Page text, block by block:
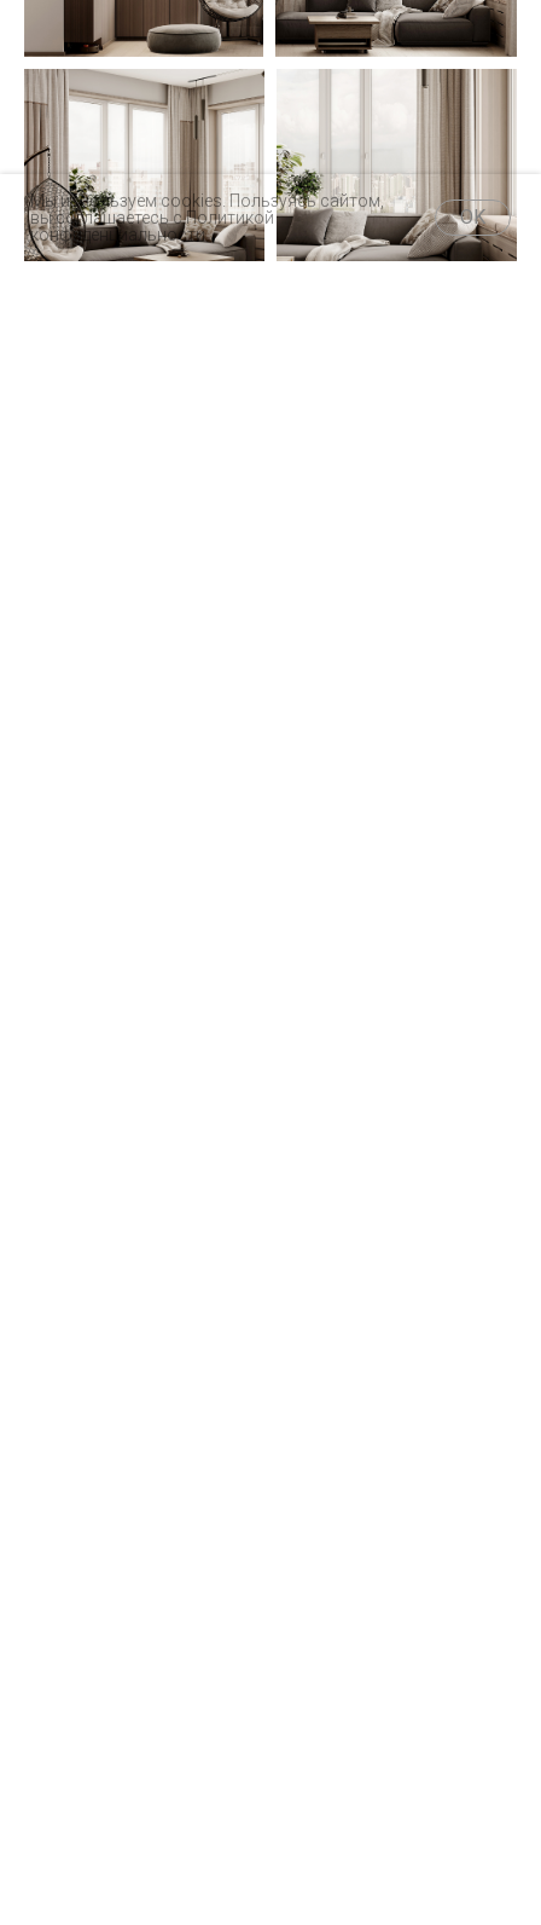
Мы используем cookies. Пользуясь сайтом,
вы соглашаетесь сПолитикой
конфиденциальности
OK